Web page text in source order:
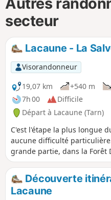
secteur
Lacaune - La
Visorandonneur
19,07 km
+540 m
7h 00
Difficile
Départ à Lacaune (Tarn)
C'est l'étape la plus longue
aucune difficulté
grande partie, dans la Forêt
Ruisseau de Rieufrech vous
cristallin, presque tout au
envisager une pause
d'un petit pont.
Découverte
Lacaune